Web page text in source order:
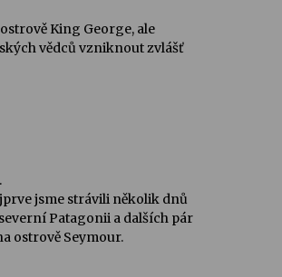
King George, ale
vědců vzniknout zvlášť
jsme strávili několik dnů
Patagonii a dalších pár
ostrově Seymour.